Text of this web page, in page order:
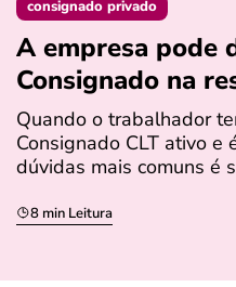
consignado privado
A empresa pode
Consignado na
Quando o trabalhador
Consignado CLT ativo e
dúvidas mais comuns é
8 min Leitura